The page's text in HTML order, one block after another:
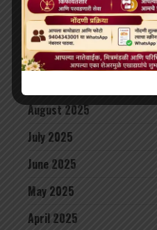
November 2025
October 2025
August 2025
July 2025
June 2025
May 2025
April 2025